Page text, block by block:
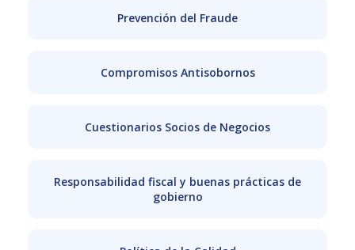
Prevención del Fraude
Compromisos Antisobornos
Cuestionarios Socios de Negocios
Responsabilidad fiscal y buenas prácticas de
gobierno